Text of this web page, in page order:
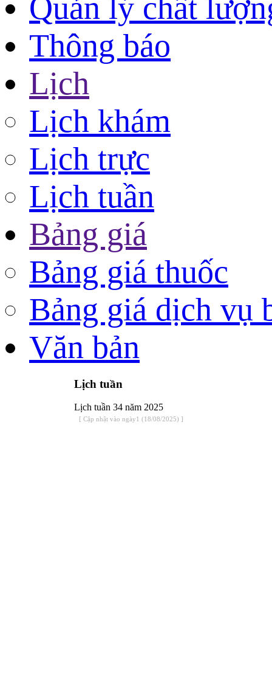
Quản lý chất
Thông báo
Lịch
Lịch khám
Lịch trực
Lịch tuần
Bảng giá
Bảng giá thuốc
Bảng giá dịch vụ
Văn bản
Lịch tuần
Lịch tuần 34 năm 2025
[ Cập nhật vào ngày1 (18/08/2025) ]